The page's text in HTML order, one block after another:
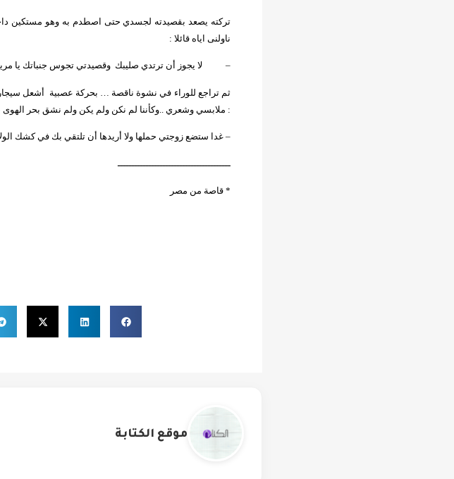
تركته يصعد بقصيدته لجسدي حتى اصطدم به وهو مستكين
ناولنى اياه قائلا :
– لا يجوز أن ترتدي صليبك وقصيدتي تجوس جنباتك يا
ثم تراجع للوراء في نشوة ناقصة … بحركة عصبية أشعل
: ملابسي وشعري ..وكأننا لم نكن ولم يكن ولم نشق بحر الهوى
– غدا ستضع زوجتي حملها ولا أريدها أن تلتقي بك في كشك
ــــــــــــــــــــــــــــــــــــــــ
* قاصة من مصر
موقع الكتابة